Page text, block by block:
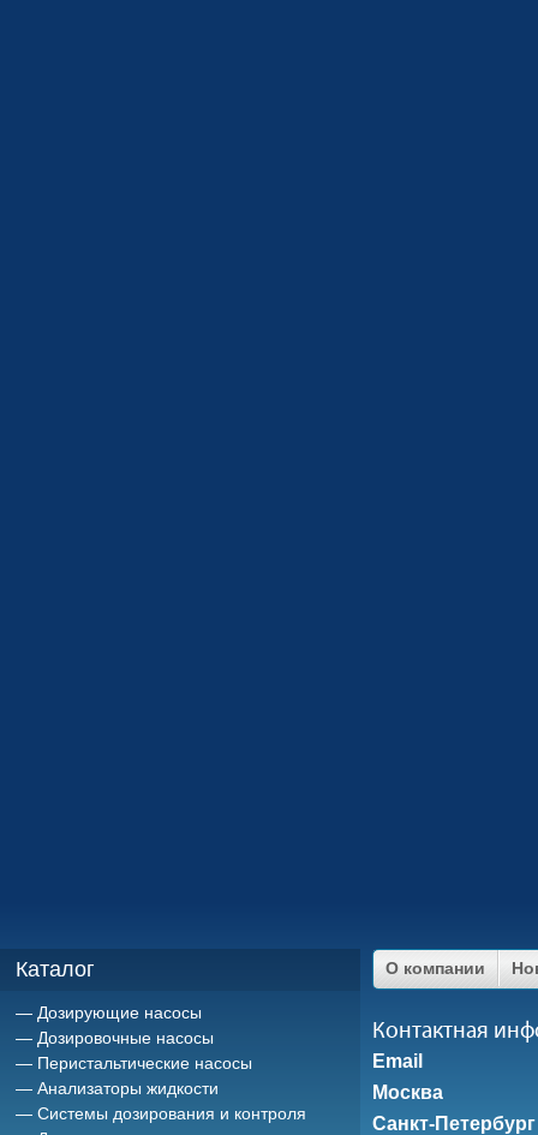
Каталог
Дозирующие насосы
Дозировочные насосы
Перистальтические насосы
Анализаторы жидкости
Системы дозирования и контроля
О компании
Контактная
Email
Москва
Санкт-Петербург